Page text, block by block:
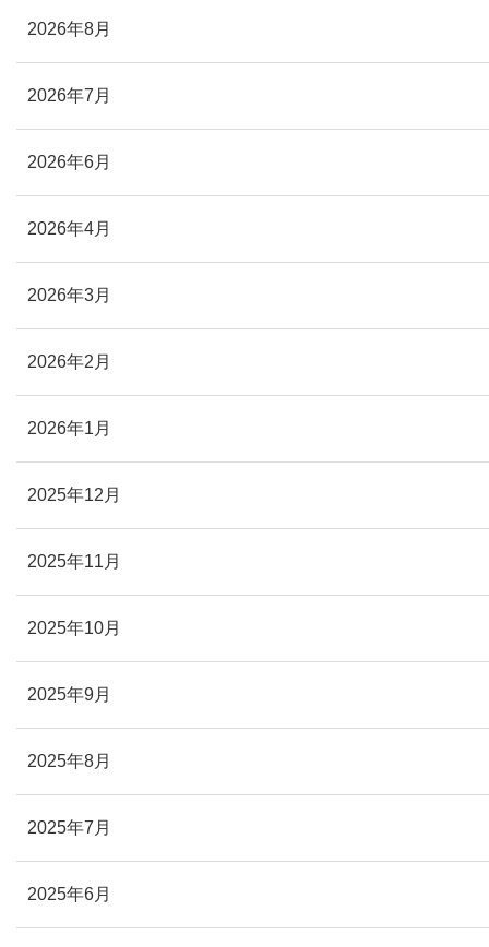
2026年8月
2026年7月
2026年6月
2026年4月
2026年3月
2026年2月
2026年1月
2025年12月
2025年11月
2025年10月
2025年9月
2025年8月
2025年7月
2025年6月